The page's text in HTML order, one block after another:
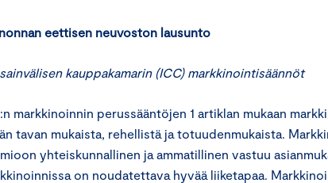
eettisen neuvoston lausunto
kauppakamarin (ICC) markkinointisäännöt
markkinoinnin perussääntöjen 1 artiklan mukaan
tavan mukaista, rehellistä ja totuudenmukaista.
yhteiskunnallinen ja ammatillinen vastuu
on noudatettava hyvää liiketapaa.